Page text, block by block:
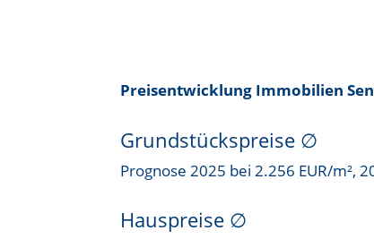
Preisentwicklung Immobilien
Grundstückspreise ∅
Prognose 2025 bei 2.256 EUR/m²,
Hauspreise ∅